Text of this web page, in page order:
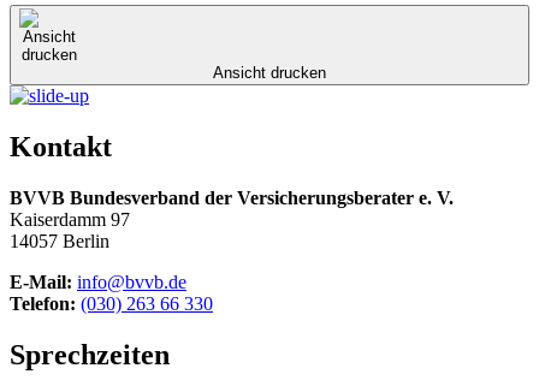
Ansicht drucken
Kontakt
BVVB Bundesverband der Versicherungsberater e. V.
Kaiserdamm 97
14057 Berlin
E-Mail: info@bvvb.de
Telefon: (030) 263 66 330
Sprechzeiten